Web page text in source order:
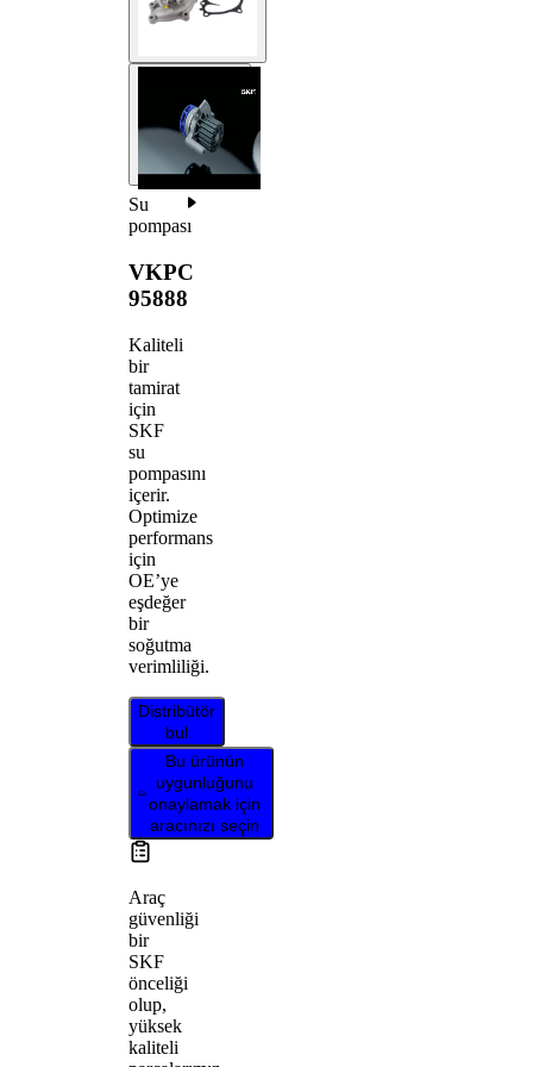
Su
pompası
VKPC
95888
Kaliteli
bir
tamirat
için
SKF
su
pompasını
içerir.
Optimize
performans
için
OE’ye
eşdeğer
bir
soğutma
verimliliği.
Distribütör
bul
Bu ürünün
uygunluğunu
onaylamak için
aracınızı seçin
Araç
güvenliği
bir
SKF
önceliği
olup,
yüksek
kaliteli